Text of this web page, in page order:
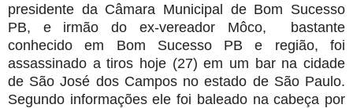
presidente da Câmara Municipal de Bom Sucesso
PB, e irmão do ex-vereador Môco, bastante
conhecido em Bom Sucesso PB e região, foi
assassinado a tiros hoje (27) em um bar na cidade
de São José dos Campos no estado de São Paulo.
Segundo informações ele foi baleado na cabeça por